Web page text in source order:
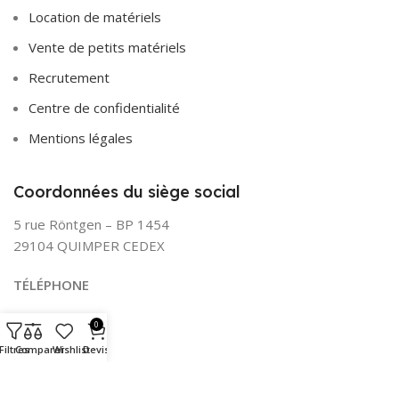
Location de matériels
Vente de petits matériels
Recrutement
Centre de confidentialité
Mentions légales
Coordonnées du siège social
5 rue Röntgen – BP 1454
29104 QUIMPER CEDEX
TÉLÉPHONE
02 98 55 99 99
FiltresComparerWishlist
0
Devis